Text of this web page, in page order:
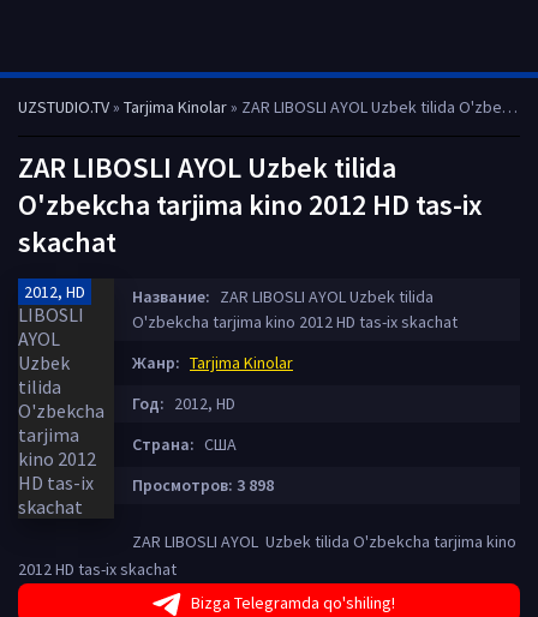
UZSTUDIO.TV» Tarjima Kinolar» ZAR LIBOSLI AYOL Uzbek tilida O'zbekcha tarjima kino 2012 HD tas-ix skachat
ZAR LIBOSLI AYOL Uzbek tilida
O'zbekcha tarjima kino 2012 HD tas-ix
skachat
2012, HD Название: ZAR LIBOSLI AYOL Uzbek tilida
O'zbekcha tarjima kino 2012 HD tas-ix skachat
Жанр: Tarjima Kinolar
Год: 2012, HD
Страна: США
Просмотров: 3 898
ZAR LIBOSLI AYOL Uzbek tilida O'zbekcha tarjima kino
2012 HD tas-ix skachat
Bizga Telegramda qo'shiling!